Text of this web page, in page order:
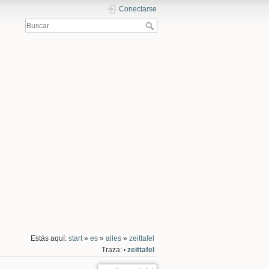
Conectarse
Estás aquí: start» es» alles» zeittafel
Traza: • zeittafel